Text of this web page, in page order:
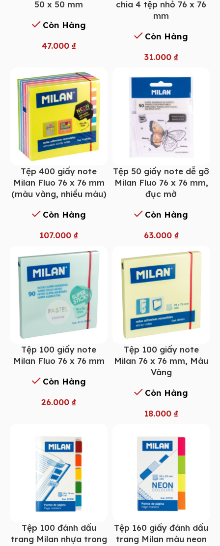
50 x 50 mm
Còn Hàng
47.000 ₫
chia 4 tệp nhỏ 76 x 76
mm
Còn Hàng
31.000₫
Tệp 400 giấy note
Milan Fluo 76 x 76 mm
(màu vàng, nhiều màu)
Còn Hàng
107.000 ₫
Tệp 50 giấy note dễ gỡ
Milan Fluo 76 x 76 mm,
đục mờ
Còn Hàng
63.000 ₫
Tệp 100 giấy note
Milan Fluo 76 x 76 mm
Còn Hàng
26.000 ₫
Tệp 100 giấy note
Milan 76 x 76 mm, Màu
Vàng
Còn Hàng
18.000₫
Tệp 100 đánh dấu
trang Milan nhựa trong
Tệp 160 giấy đánh dấu
trang Milan màu neon